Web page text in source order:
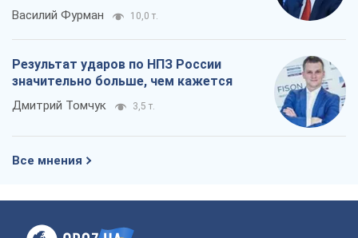
Василий Фурман 10,0 т.
Результат ударов по НПЗ России
значительно больше, чем кажется
Дмитрий Томчук 3,5 т.
Все мнения